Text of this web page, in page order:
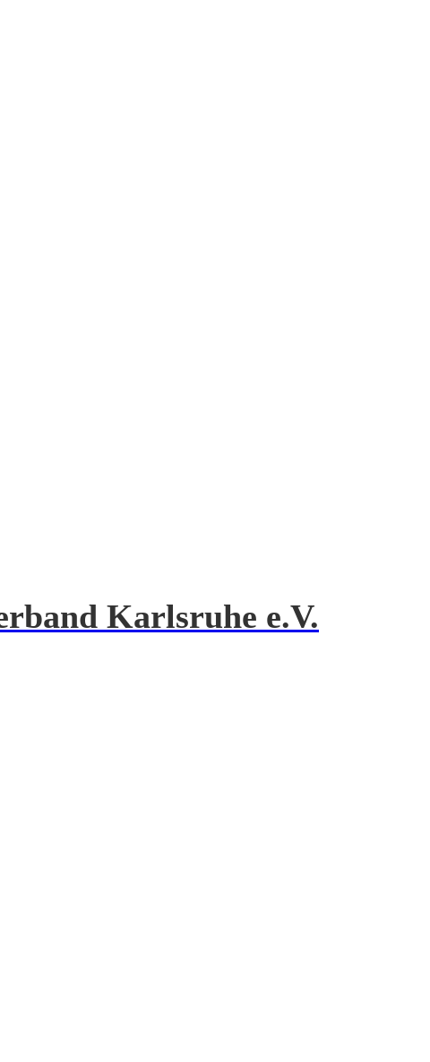
Karlsruhe e.V.